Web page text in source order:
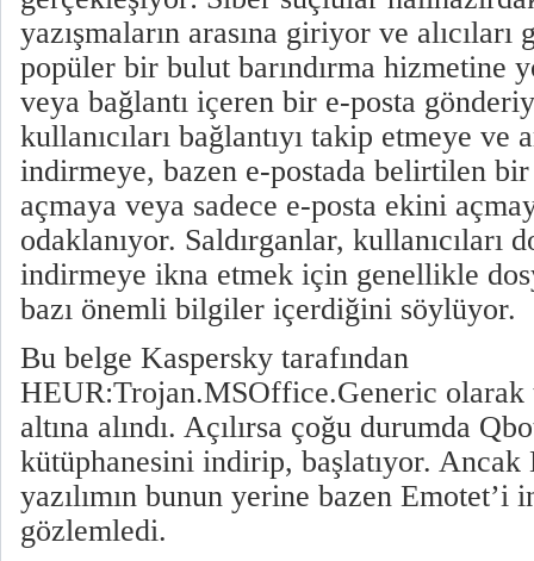
yazışmaların arasına giriyor ve
popüler bir bulut barındırma hizmetine
veya bağlantı içeren bir e-posta
kullanıcıları bağlantıyı takip etmeye
indirmeye, bazen e-postada belirtilen
açmaya veya sadece e-posta ekini
odaklanıyor. Saldırganlar, kullanıcıları
indirmeye ikna etmek için genellikle
bazı önemli bilgiler içerdiğini söylüyor.
Bu belge Kaspersky tarafından
HEUR:Trojan.MSOffice.Generic olarak
altına alındı. Açılırsa çoğu durumda
kütüphanesini indirip, başlatıyor. Ancak
yazılımın bunun yerine bazen Emotet’i
gözlemledi.